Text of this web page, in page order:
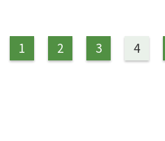
1 2 3 4